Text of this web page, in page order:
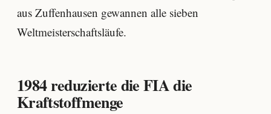
aus Zuffenhausen gewannen alle sieben
Weltmeisterschaftsläufe.
1984 reduzierte die FIA die
Kraftstoffmenge